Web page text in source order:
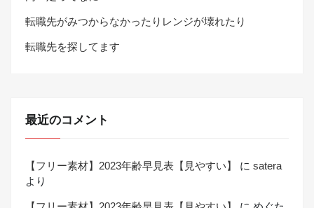
転職先がみつからなかったりレンジが壊れたり
転職先を探してます
最近のコメント
【フリー素材】2023年齢早見表【見やすい】 に satera
より